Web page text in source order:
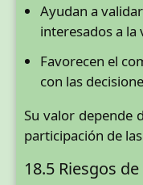
Ayudan a
interesados a la
Favorecen el
con las
Su valor depende
participación de
18.5 Riesgos